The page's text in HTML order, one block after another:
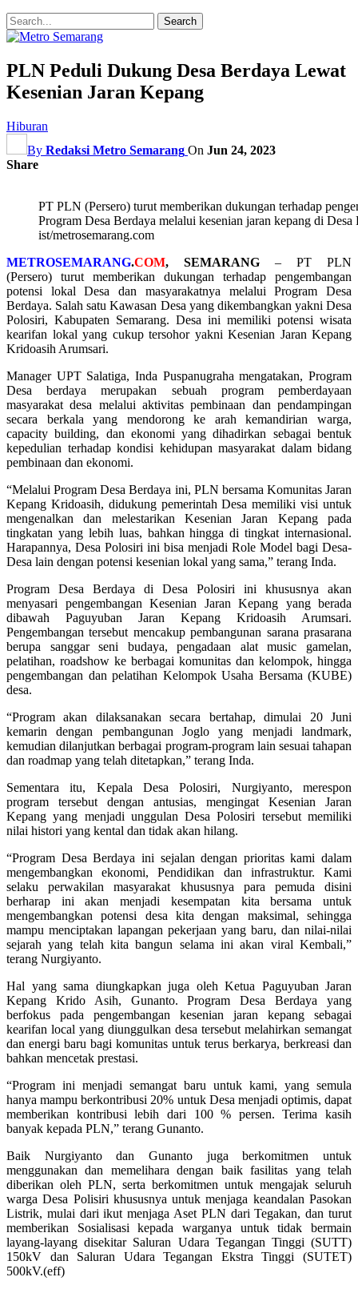
PLN Peduli Dukung Desa Berdaya Lewat
Kesenian Jaran Kepang
Hiburan
By Redaksi Metro Semarang On Jun 24, 2023
Share
PT PLN (Persero) turut memberikan dukungan terhadap
Program Desa Berdaya melalui kesenian jaran kepang di
ist/metrosemarang.com
METROSEMARANG.COM, SEMARANG – PT PLN
(Persero) turut memberikan dukungan terhadap pengembangan
potensi lokal Desa dan masyarakatnya melalui Program Desa
Berdaya. Salah satu Kawasan Desa yang dikembangkan yakni Desa
Polosiri, Kabupaten Semarang. Desa ini memiliki potensi wisata
kearifan lokal yang cukup tersohor yakni Kesenian Jaran Kepang
Kridoasih Arumsari.
Manager UPT Salatiga, Inda Puspanugraha mengatakan, Program
Desa berdaya merupakan sebuah program pemberdayaan
masyarakat desa melalui aktivitas pembinaan dan pendampingan
secara berkala yang mendorong ke arah kemandirian warga,
capacity building, dan ekonomi yang dihadirkan sebagai bentuk
kepedulian terhadap kondisi kehidupan masyarakat dalam bidang
pembinaan dan ekonomi.
“Melalui Program Desa Berdaya ini, PLN bersama Komunitas Jaran
Kepang Kridoasih, didukung pemerintah Desa memiliki visi untuk
mengenalkan dan melestarikan Kesenian Jaran Kepang pada
tingkatan yang lebih luas, bahkan hingga di tingkat internasional.
Harapannya, Desa Polosiri ini bisa menjadi Role Model bagi Desa-
Desa lain dengan potensi kesenian lokal yang sama,” terang Inda.
Program Desa Berdaya di Desa Polosiri ini khususnya akan
menyasari pengembangan Kesenian Jaran Kepang yang berada
dibawah Paguyuban Jaran Kepang Kridoasih Arumsari.
Pengembangan tersebut mencakup pembangunan sarana prasarana
berupa sanggar seni budaya, pengadaan alat music gamelan,
pelatihan, roadshow ke berbagai komunitas dan kelompok, hingga
pengembangan dan pelatihan Kelompok Usaha Bersama (KUBE)
desa.
“Program akan dilaksanakan secara bertahap, dimulai 20 Juni
kemarin dengan pembangunan Joglo yang menjadi landmark,
kemudian dilanjutkan berbagai program-program lain sesuai tahapan
dan roadmap yang telah ditetapkan,” terang Inda.
Sementara itu, Kepala Desa Polosiri, Nurgiyanto, merespon
program tersebut dengan antusias, mengingat Kesenian Jaran
Kepang yang menjadi unggulan Desa Polosiri tersebut memiliki
nilai histori yang kental dan tidak akan hilang.
“Program Desa Berdaya ini sejalan dengan prioritas kami dalam
mengembangkan ekonomi, Pendidikan dan infrastruktur. Kami
selaku perwakilan masyarakat khususnya para pemuda disini
berharap ini akan menjadi kesempatan kita bersama untuk
mengembangkan potensi desa kita dengan maksimal, sehingga
mampu menciptakan lapangan pekerjaan yang baru, dan nilai-nilai
sejarah yang telah kita bangun selama ini akan viral Kembali,”
terang Nurgiyanto.
Hal yang sama diungkapkan juga oleh Ketua Paguyuban Jaran
Kepang Krido Asih, Gunanto. Program Desa Berdaya yang
berfokus pada pengembangan kesenian jaran kepang sebagai
kearifan local yang diunggulkan desa tersebut melahirkan semangat
dan energi baru bagi komunitas untuk terus berkarya, berkreasi dan
bahkan mencetak prestasi.
“Program ini menjadi semangat baru untuk kami, yang semula
hanya mampu berkontribusi 20% untuk Desa menjadi optimis, dapat
memberikan kontribusi lebih dari 100 % persen. Terima kasih
banyak kepada PLN,” terang Gunanto.
Baik Nurgiyanto dan Gunanto juga berkomitmen untuk
menggunakan dan memelihara dengan baik fasilitas yang telah
diberikan oleh PLN, serta berkomitmen untuk mengajak seluruh
warga Desa Polisiri khususnya untuk menjaga keandalan Pasokan
Listrik, mulai dari ikut menjaga Aset PLN dari Tegakan, dan turut
memberikan Sosialisasi kepada warganya untuk tidak bermain
layang-layang disekitar Saluran Udara Tegangan Tinggi (SUTT)
150kV dan Saluran Udara Tegangan Ekstra Tinggi (SUTET)
500kV.(eff)